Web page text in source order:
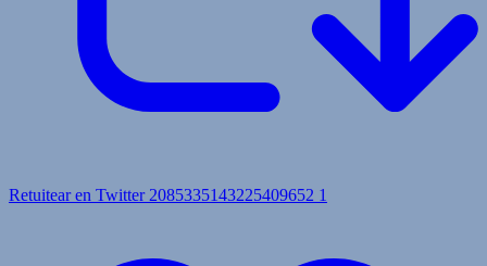
Retuitear en Twitter 2085335143225409652 1